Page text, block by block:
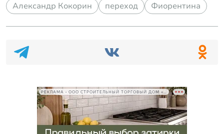
Александр Кокорин переход Фиорентина